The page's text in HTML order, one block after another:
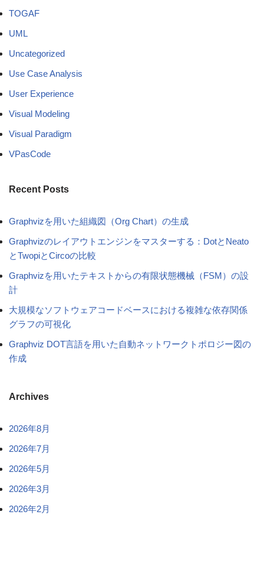
TOGAF
UML
Uncategorized
Use Case Analysis
User Experience
Visual Modeling
Visual Paradigm
VPasCode
Recent Posts
Graphvizを用いた組織図（Org Chart）の生成
Graphvizのレイアウトエンジンをマスターする：DotとNeato
とTwopiとCircoの比較
Graphvizを用いたテキストからの有限状態機械（FSM）の設
計
大規模なソフトウェアコードベースにおける複雑な依存関係
グラフの可視化
Graphviz DOT言語を用いた自動ネットワークトポロジー図の
作成
Archives
2026年8月
2026年7月
2026年5月
2026年3月
2026年2月